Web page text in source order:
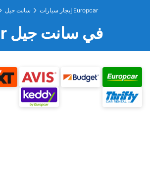
سانت جيل إيجار سيارات Europcar
Europcar في سانت جيل